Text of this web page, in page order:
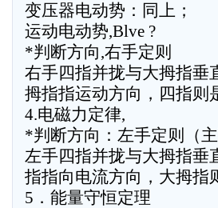
变压器电动势：同上；
运动电动势,Blve ?
*判断方向,右手定则
右手四指并拢与大拇指垂
拇指指运动方向，四指则
4.电磁力定律,
*判断方向：左手定则（
左手四指并拢与大拇指垂
指指向电流方向，大拇指
5．能量守恒定理